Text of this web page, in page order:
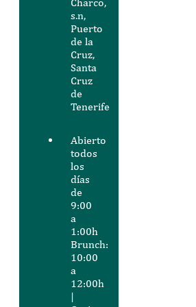
s.n,
Puerto
de la
Cruz,
Santa
Cruz
de
Tenerife
Abierto
todos
los
días
de
9:00
a
1:00h
Brunch:
10:00
a
12:00h
|